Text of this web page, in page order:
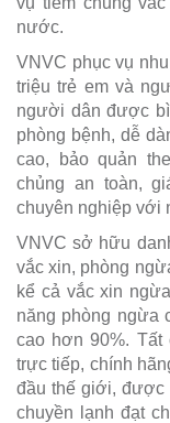
nước.
VNVC phục vụ
triệu trẻ em và
người dân được
phòng bệnh, dễ
cao, bảo quản
chủng an toàn,
chuyên nghiệp với
VNVC sở hữu
vắc xin, phòng
kể cả vắc xin
năng phòng ngừa
cao hơn 90%.
trực tiếp, chính
đầu thế giới, được
chuyền lạnh đạt